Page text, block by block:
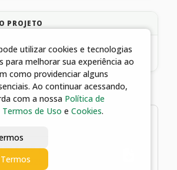
PROJETO
15:22 | Termo de
022/2026
utilizar cookies e tecnologias
para melhorar sua experiência ao
como providenciar alguns
Ao continuar acessando,
com a nossa Política de
Termos de Uso e Cookies.